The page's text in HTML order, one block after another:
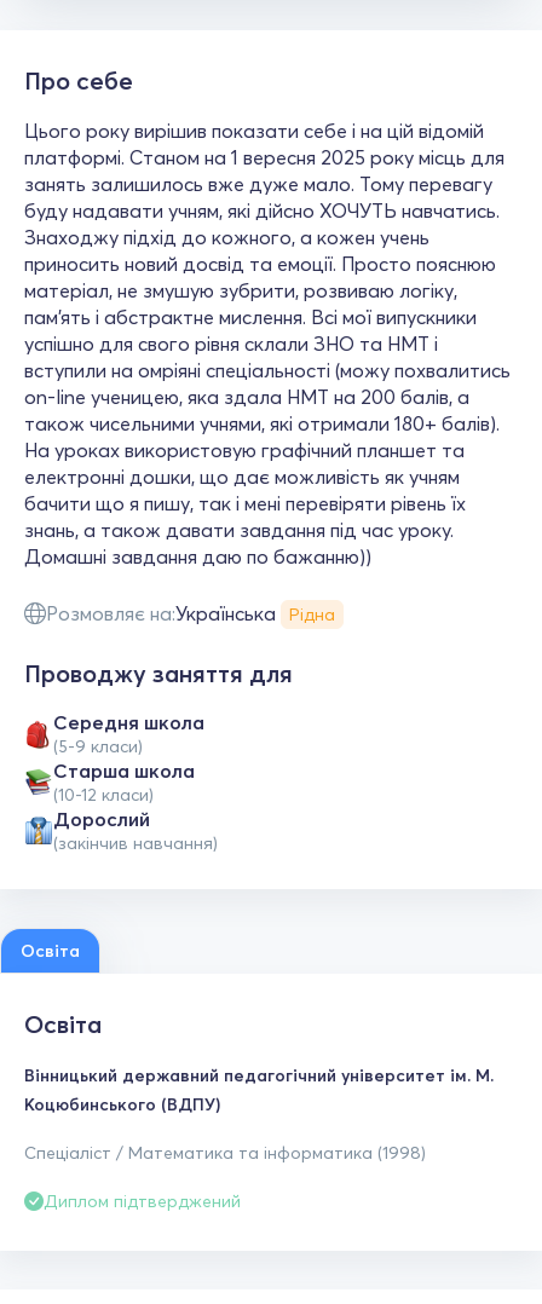
Про себе
Цього року вирішив показати себе і на цій відомій
платформі. Станом на 1 вересня 2025 року місць для
занять залишилось вже дуже мало. Тому перевагу
буду надавати учням, які дійсно ХОЧУТЬ навчатись.
Знаходжу підхід до кожного, а кожен учень
приносить новий досвід та емоції. Просто пояснюю
матеріал, не змушую зубрити, розвиваю логіку,
пам'ять і абстрактне мислення. Всі мої випускники
успішно для свого рівня склали ЗНО та НМТ і
вступили на омріяні спеціальності (можу похвалитись
on-line ученицею, яка здала НМТ на 200 балів, а
також чисельними учнями, які отримали 180+ балів).
На уроках використовую графічний планшет та
електронні дошки, що дає можливість як учням
бачити що я пишу, так і мені перевіряти рівень їх
знань, а також давати завдання під час уроку.
Домашні завдання даю по бажанню))
Розмовляє на:Українська Рідна
Проводжу заняття для
Середня школа
(5-9 класи)
Старша школа
(10-12 класи)
Дорослий
(закінчив навчання)
Освіта
Освіта
Вінницький державний педагогічний університет ім. М.
Коцюбинського (ВДПУ)
Спеціаліст / Математика та інформатика (1998)
Диплом підтверджений